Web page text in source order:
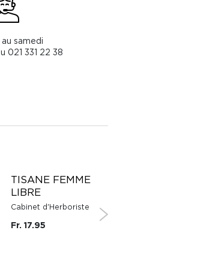
au samedi
021 331 22 38
TISANE FEMME
LIBRE
Cabinet d'Herboriste
Fr. 17.95